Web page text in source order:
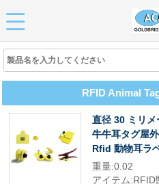
RFID Animal
直径 30 ミリ
牛牛耳タグ屋
Rfid 動物耳ラ
重量:0.02
アイテム:RFID